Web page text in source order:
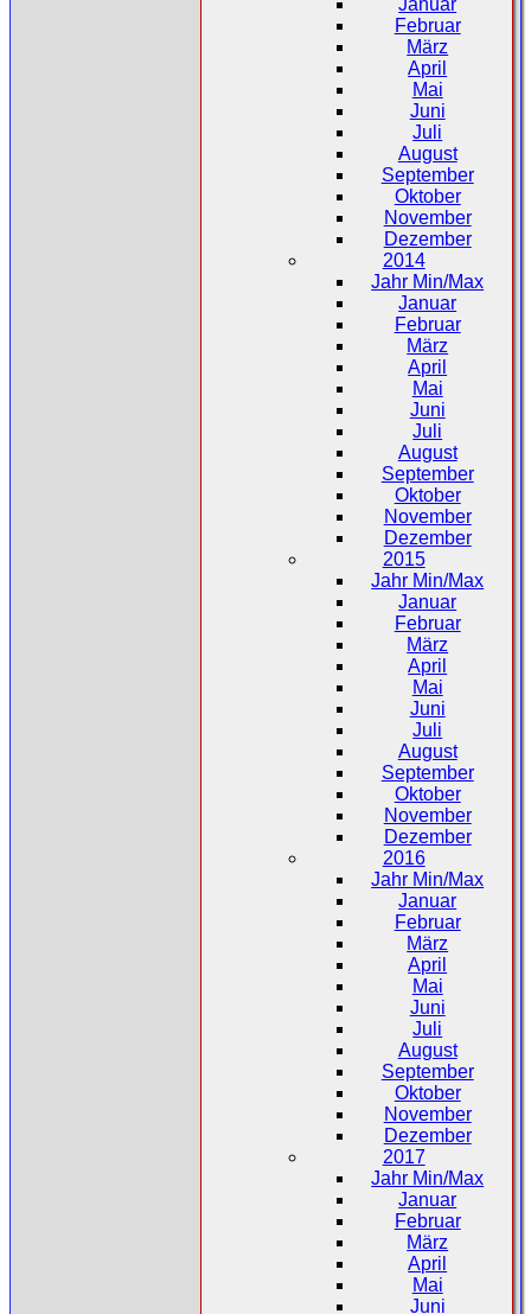
Februar
März
April
Mai
Juni
Juli
August
September
Oktober
November
Dezember
2014
Jahr Min/Max
Januar
Februar
März
April
Mai
Juni
Juli
August
September
Oktober
November
Dezember
2015
Jahr Min/Max
Januar
Februar
März
April
Mai
Juni
Juli
August
September
Oktober
November
Dezember
2016
Jahr Min/Max
Januar
Februar
März
April
Mai
Juni
Juli
August
September
Oktober
November
Dezember
2017
Jahr Min/Max
Januar
Februar
März
April
Mai
Juni